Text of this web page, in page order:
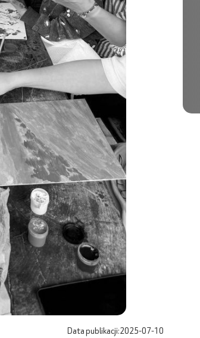
Data publikacji:2025-07-10